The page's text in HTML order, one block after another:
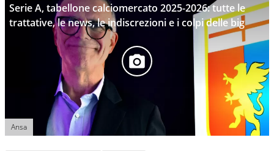
Serie A, tabellone calciomercato 2025-2026: tutte le
trattative, le news, le indiscrezioni e i colpi delle big
Ansa